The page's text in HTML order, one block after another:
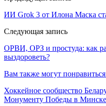
ИИ Grok 3 от Илона Маска
Следующая запись
ОРВИ, ОРЗ и простуда: как
выздороветь?
Вам также могут понравиться
Хоккейное сообщество
Монументу Победы в Минске